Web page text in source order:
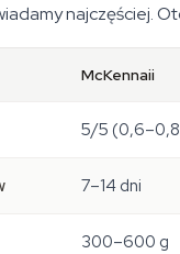
najczęściej.
McKennaii
5/5
7–14 dni
300–600 g